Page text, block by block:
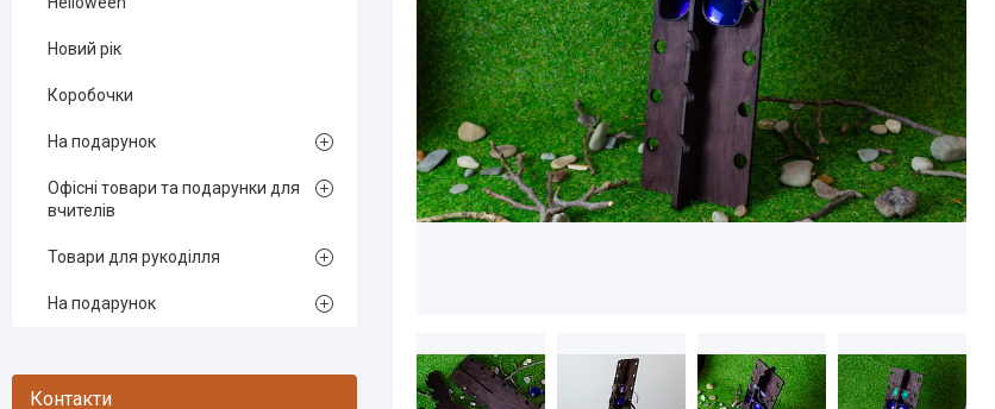
Новий рік
Коробочки
На подарунок
Офісні товари та подарунки для
вчителів
Товари для рукоділля
На подарунок